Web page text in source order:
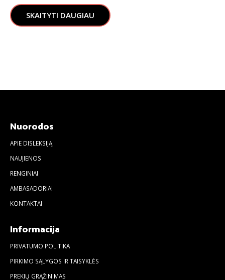
SKAITYTI DAUGIAU
Nuorodos
APIE DISLEKSIJĄ
NAUJIENOS
RENGINIAI
AMBASADORIAI
KONTAKTAI
Informacija
PRIVATUMO POLITIKA
PIRKIMO SĄLYGOS IR TAISYKLĖS
PREKIŲ GRĄŽINIMAS